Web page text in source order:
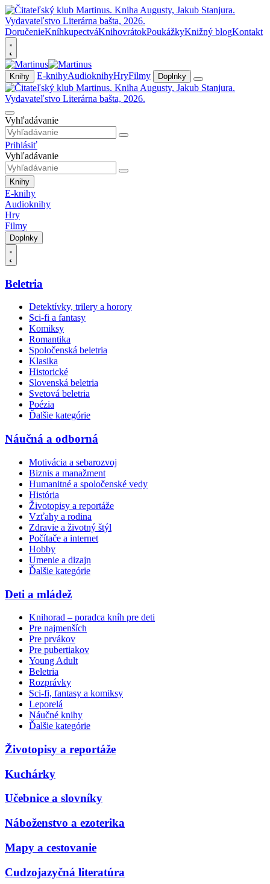
DoručenieKníhkupectváKnihovrátokPoukážkyKnižný blogKontakt
Knihy E-knihyAudioknihyHryFilmy Doplnky
Vyhľadávanie
Prihlásiť
Vyhľadávanie
Knihy
E-knihy
Audioknihy
Hry
Filmy
Doplnky
Beletria
Detektívky, trilery a horory
Sci-fi a fantasy
Komiksy
Romantika
Spoločenská beletria
Klasika
Historické
Slovenská beletria
Svetová beletria
Poézia
Ďalšie kategórie
Náučná a odborná
Motivácia a sebarozvoj
Biznis a manažment
Humanitné a spoločenské vedy
História
Životopisy a reportáže
Vzťahy a rodina
Zdravie a životný štýl
Počítače a internet
Hobby
Umenie a dizajn
Ďalšie kategórie
Deti a mládež
Knihorad – poradca kníh pre deti
Pre najmenších
Pre prvákov
Pre pubertiakov
Young Adult
Beletria
Rozprávky
Sci-fi, fantasy a komiksy
Leporelá
Náučné knihy
Ďalšie kategórie
Životopisy a reportáže
Kuchárky
Učebnice a slovníky
Náboženstvo a ezoterika
Mapy a cestovanie
Cudzojazyčná literatúra